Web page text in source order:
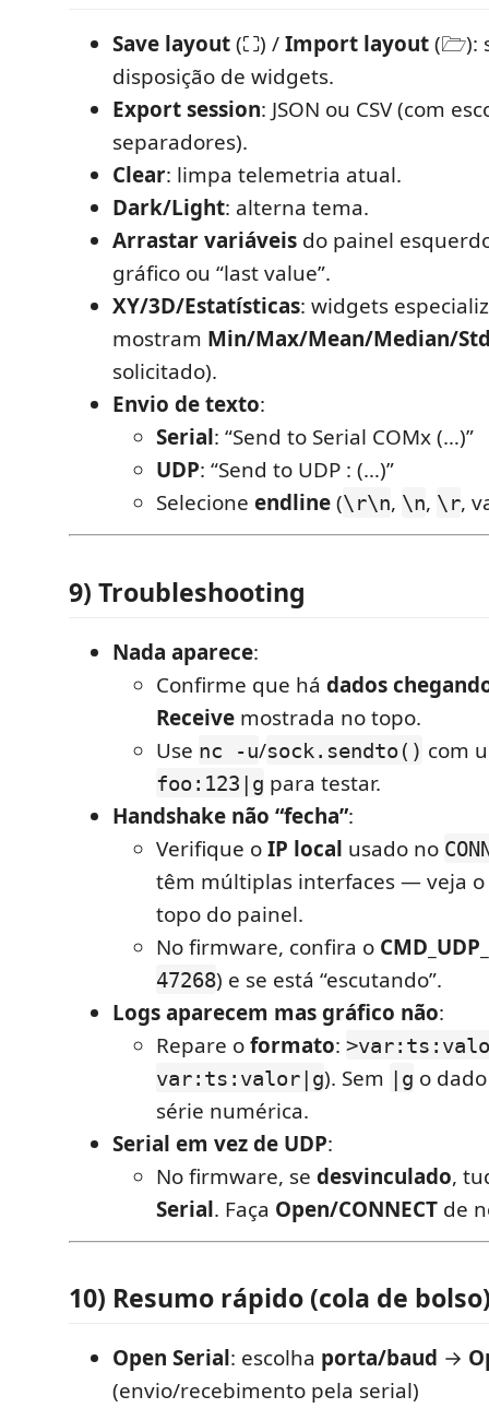
Save layout(⛶) /Import layout(🗁):
disposição de widgets.
Export session: JSON ou CSV (com
separadores).
Clear: limpa telemetria atual.
Dark/Light: alterna tema.
Arrastar variáveis do painel
gráfico ou “last value”.
XY/3D/Estatísticas: widgets
mostram Min/Max/Mean/Median/
solicitado).
Envio de texto:
Serial: “Send to Serial COMx (…)”
UDP: “Send to UDP : (…)”
Selecione endline(\r\n, \n, \r,
9) Troubleshooting
Nada aparece:
Confirme que há dados
Receive mostrada no topo.
Use nc -u/sock.sendto() com
foo:123|g para testar.
Handshake não “fecha”:
Verifique oIP local usado no
têm múltiplas interfaces — veja o
topo do painel.
No firmware, confira o
47268) e se está “escutando”.
Logs aparecem mas gráfico não:
Repare oformato:
var:ts:valor|g). Sem |g o
série numérica.
Serial em vez de UDP:
No firmware, se desvinculado,
Serial. Faça Open/CONNECT de
10) Resumo rápido (cola de
Open Serial: escolha porta/baud →
(envio/recebimento pela serial)